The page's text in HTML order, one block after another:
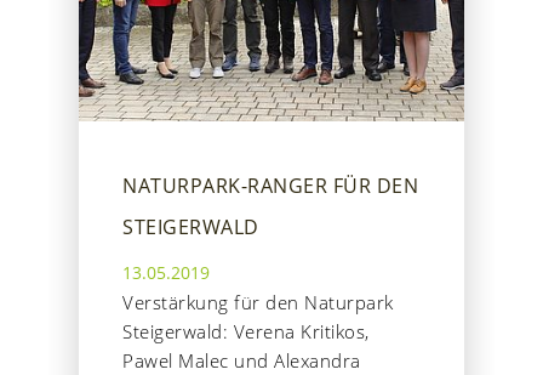
NATURPARK-RANGER FÜR DEN
STEIGERWALD
13.05.2019
Verstärkung für den Naturpark
Steigerwald: Verena Kritikos,
Pawel Malec und Alexandra